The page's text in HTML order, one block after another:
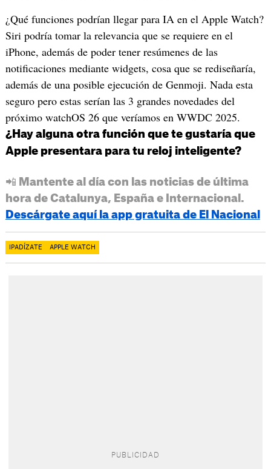
¿Qué funciones podrían llegar para IA en el Apple Watch?
Siri podría tomar la relevancia que se requiere en el
iPhone, además de poder tener resúmenes de las
notificaciones mediante widgets, cosa que se rediseñaría,
además de una posible ejecución de Genmoji. Nada esta
seguro pero estas serían las 3 grandes novedades del
próximo watchOS 26 que veríamos en WWDC 2025.
¿Hay alguna otra función que te gustaría que
Apple presentara para tu reloj inteligente?
📲 Mantente al día con las noticias de última
hora de Catalunya, España e Internacional.
Descárgate aquí la app gratuita de El Nacional
IPADÍZATE APPLE WATCH